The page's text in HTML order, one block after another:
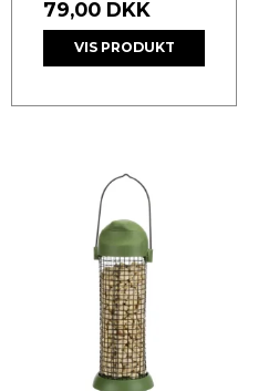
79,00 DKK
VIS PRODUKT